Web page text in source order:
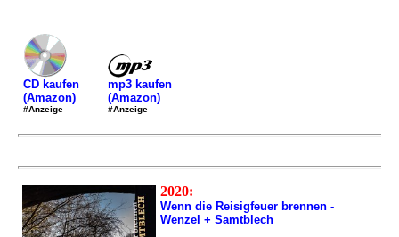
CD kaufen
(Amazon)
#Anzeige
mp3 kaufen
(Amazon)
#Anzeige
2020:
Wenn die Reisigfeuer brennen -
Wenzel + Samtblech